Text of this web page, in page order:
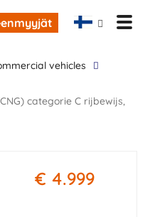
vehicles
€ 4.999